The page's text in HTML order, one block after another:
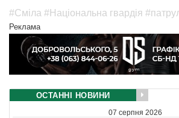
#Сміла #Національна гвардія
Реклама
ОСТАННІ НОВИНИ
07 серпня 2026